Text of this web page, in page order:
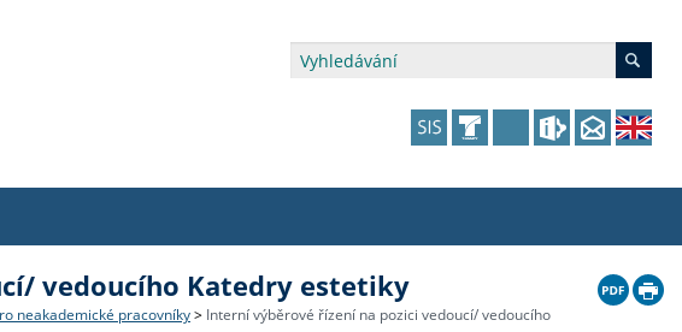
Pro média a veřejnost
Kurzy dalšího vzdělávání
Kurzy dalšího vzdělávání
Transfer & Impact Office
Přijíždějící zaměstnanci
vedoucího Katedry estetiky
neakademické pracovníky > Interní výběrové řízení na pozici vedoucí/ vedoucího